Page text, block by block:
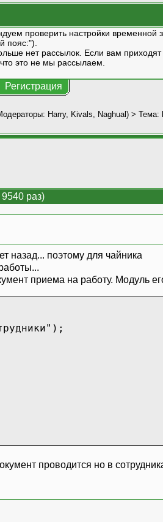
проверить настройки
пояс:").
нет рассылок. Если вам
это не мы рассылаем.
Регистрация
Harry, Kivals Naghual) > Тема:
раз)
назад... поэтому для чайника
приема на работу. Модуль
проводится но в